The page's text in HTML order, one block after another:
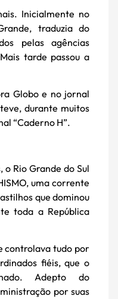
Inicialmente no
traduzia do
pelas agências
tarde passou a
Globo e no jornal
durante muitos
“Caderno H”.
o Rio Grande do Sul
uma corrente
que dominou
toda a República
controlava tudo por
fiéis, que o
Adepto do
por suas